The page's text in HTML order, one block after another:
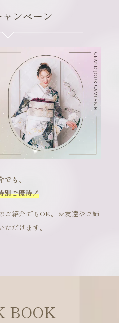
ャンペーン
でも、
別ご優待！
ご紹介でもOK。お友達やご姉
ただけます。
BOOK